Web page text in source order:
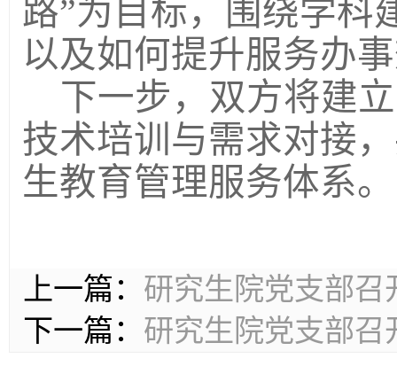
路”为目标，围绕学科
以及如何提升服务办
下一步，双方将建
技术培训与需求对接
生教育管理服务体系。
上一篇： 研究生院党支部召
下一篇： 研究生院党支部召